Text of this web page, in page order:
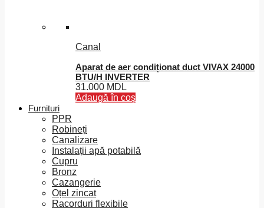
Canal
Aparat de aer condiționat duct VIVAX 24000
BTU/H INVERTER
31.000 MDL
Adaugă în coș
Furnituri
PPR
Robineți
Canalizare
Instalații apă potabilă
Cupru
Bronz
Cazangerie
Oțel zincat
Racorduri flexibile